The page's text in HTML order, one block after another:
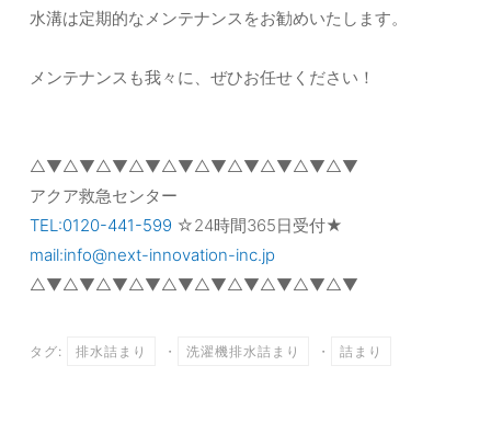
水溝は定期的なメンテナンスをお勧めいたします。
メンテナンスも我々に、ぜひお任せください！
△▼△▼△▼△▼△▼△▼△▼△▼△▼△▼
アクア救急センター
TEL:0120-441-599 ☆24時間365日受付★
mail:info@next-innovation-inc.jp
△▼△▼△▼△▼△▼△▼△▼△▼△▼△▼
タグ: 排水詰まり ・ 洗濯機排水詰まり ・ 詰まり